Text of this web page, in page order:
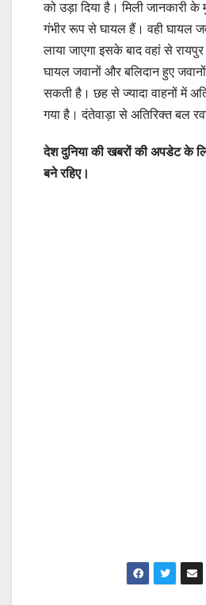
को उड़ा दिया है। मिली जानकारी
गंभीर रूप से घायल हैं। वही घायल
लाया जाएगा इसके बाद वहां से
घायल जवानों और बलिदान हुए
सकती है। छह से ज्यादा वाहनों में
गया है। दंतेवाड़ा से अतिरिक्त बल
देश दुनिया की खबरों की अपडेट के
बने रहिए।